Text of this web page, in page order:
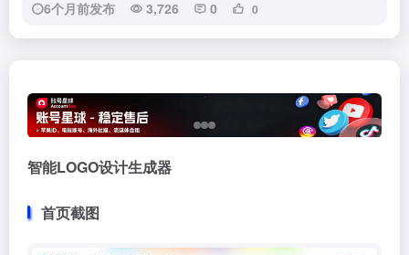
6个月前发布 3,726 0 0
智能LOGO设计生成器
首页截图